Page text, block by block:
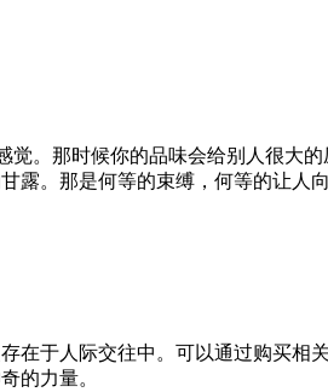
。那时候你的品味会给别人很大
露。那是何等的束缚，何等的让人向
于人际交往中。可以通过购买相
的力量。